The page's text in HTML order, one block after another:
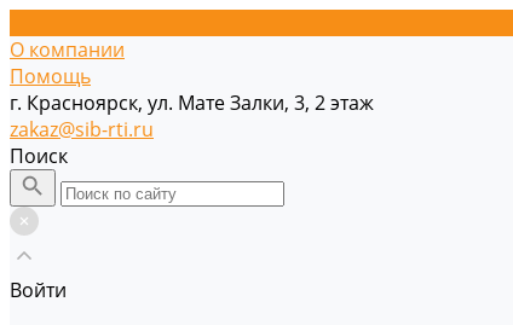
О компании
Помощь
г. Красноярск, ул. Мате Залки, 3, 2 этаж
zakaz@sib-rti.ru
Поиск
Войти